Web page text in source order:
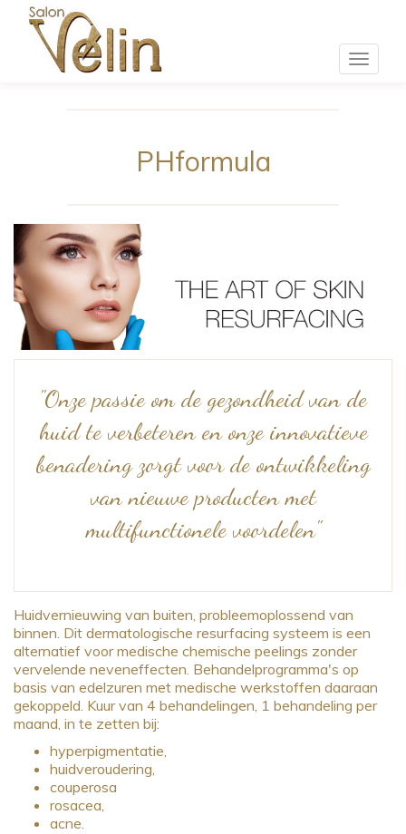
Toggle
PHformula
"Onze passie om de gezondheid van de
huid te verbeteren en onze innovatieve
benadering zorgt voor de ontwikkeling
van nieuwe producten met
multifunctionele voordelen"
Huidvernieuwing van buiten, probleemoplossend van
binnen. Dit dermatologische resurfacing systeem is een
alternatief voor medische chemische peelings zonder
vervelende neveneffecten. Behandelprogramma's op
basis van edelzuren met medische werkstoffen daaraan
gekoppeld. Kuur van 4 behandelingen, 1 behandeling per
maand, in te zetten bij:
hyperpigmentatie,
huidveroudering,
couperosa
rosacea,
acne.